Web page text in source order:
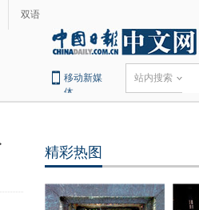
双语
移动新媒
体
站内搜索
精彩热图